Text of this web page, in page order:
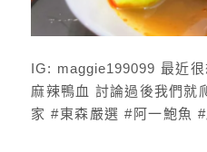
IG: maggie199099 最近
麻辣鴨血 討論過後我們就
家 #東森嚴選 #阿一鮑魚